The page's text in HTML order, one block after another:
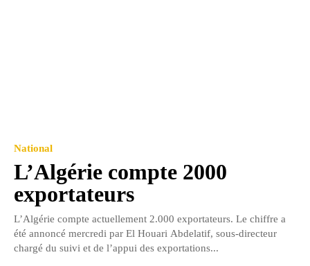
National
L’Algérie compte 2000
exportateurs
L’Algérie compte actuellement 2.000 exportateurs. Le chiffre a
été annoncé mercredi par El Houari Abdelatif, sous-directeur
chargé du suivi et de l’appui des exportations...